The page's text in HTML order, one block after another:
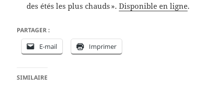
des étés les plus chauds ».Disponible en ligne.
PARTAGER :
E-mail Imprimer
SIMILAIRE